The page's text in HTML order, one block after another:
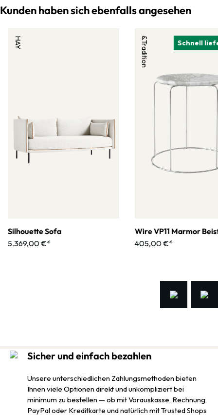
Kunden haben sich ebenfalls angesehen
HAY
Silhouette Sofa
5.369,00 €*
Schnell
&Tradition
Wire VP11 Marmor
405,00 €*
Sicher und einfach bezahlen
Unsere unterschiedlichen Zahlungsmethoden bieten
Ihnen viele Optionen direkt und unkompliziert bei
minimum zu bestellen — ob mit Vorauskasse, Rechnung,
PayPal oder Kreditkarte und natürlich mit Trusted Shops